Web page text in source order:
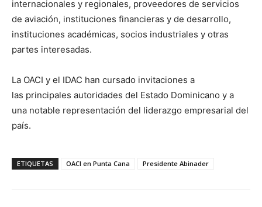
internacionales y regionales, proveedores de servicios
de aviación, instituciones financieras y de desarrollo,
instituciones académicas, socios industriales y otras
partes interesadas.
La OACI y el IDAC han cursado invitaciones a
las principales autoridades del Estado Dominicano y a
una notable representación del liderazgo empresarial del
país.
ETIQUETAS OACI en Punta Cana Presidente Abinader